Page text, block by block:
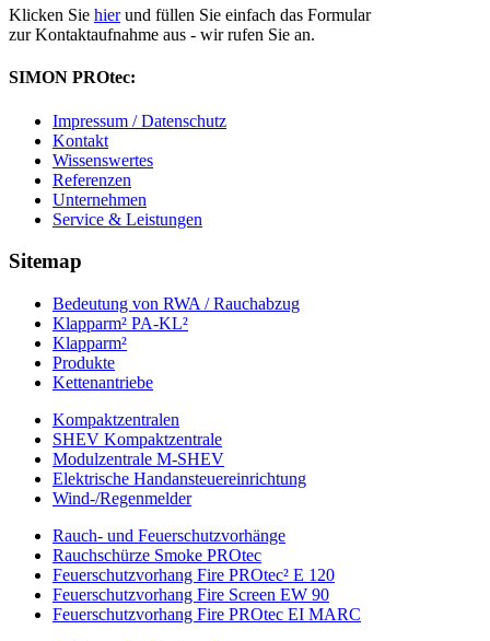
Klicken Sie hierund füllen Sie einfach das Formular
zur Kontaktaufnahme aus - wir rufen Sie an.
SIMON PROtec:
Impressum / Datenschutz
Kontakt
Wissenswertes
Referenzen
Unternehmen
Service & Leistungen
Sitemap
Bedeutung von RWA / Rauchabzug
Klapparm² PA-KL²
Klapparm²
Produkte
Kettenantriebe
Kompaktzentralen
SHEV Kompaktzentrale
Modulzentrale M-SHEV
Elektrische Handansteuereinrichtung
Wind-/Regenmelder
Rauch- und Feuerschutzvorhänge
Rauchschürze Smoke PROtec
Feuerschutzvorhang Fire PROtec² E 120
Feuerschutzvorhang Fire Screen EW 90
Feuerschutzvorhang Fire PROtec EI MARC